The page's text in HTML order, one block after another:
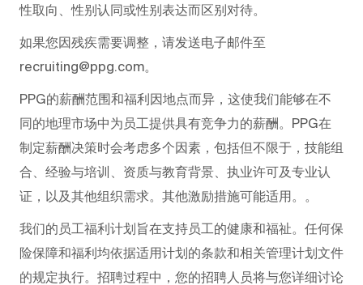
性取向、性别认同或性别表达而区别对待。
如果您因残疾需要调整，请发送电子邮件至
recruiting@ppg.com。
PPG的薪酬范围和福利因地点而异，这使我们能够在不
同的地理市场中为员工提供具有竞争力的薪酬。PPG在
制定薪酬决策时会考虑多个因素，包括但不限于，技能组
合、经验与培训、资质与教育背景、执业许可及专业认
证，以及其他组织需求。其他激励措施可能适用。。
我们的员工福利计划旨在支持员工的健康和福祉。任何保
险保障和福利均依据适用计划的条款和相关管理计划文件
的规定执行。招聘过程中，您的招聘人员将与您详细讨论